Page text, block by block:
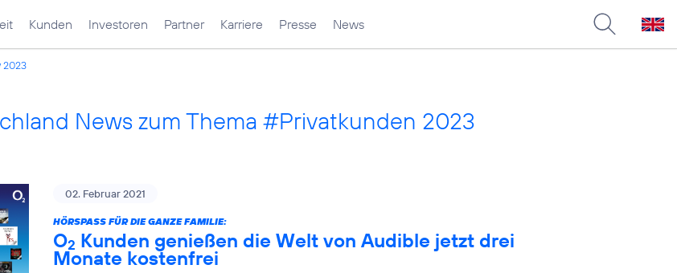
Kunden Investoren Partner Karriere Presse News
2023
News zum Thema #Privatkunden 2023
02. Februar 2021
HÖRSPASS FÜR DIE GANZE FAMILIE:
O2 Kunden genießen die Welt von Audible jetzt drei
Monate kostenfrei